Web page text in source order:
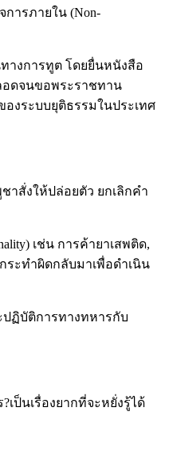
ารภายใน (Non-
างการทูต โดยยื่นหนังสือ
อดจนขอพระราชทาน
งระบบยุติธรรมในประเทศ
าสั่งให้ปล่อยตัว ยกเลิกคำ
เช่น การค้ายาเสพติด,
ระทำผิดกลับมาเพื่อดำเนิน
ฏิบัติการทางทหารกับ
ป็นเรื่องยากที่จะหยั่งรู้ได้